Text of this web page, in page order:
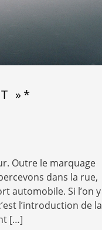
»*
Outre le marquage
dans la rue,
automobile. Si l’on y
l’introduction de la
[…]